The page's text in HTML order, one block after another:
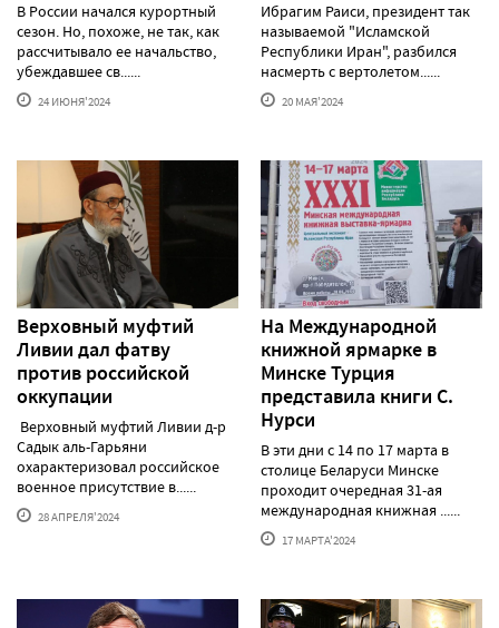
В России начался курортный
сезон. Но, похоже, не так, как
рассчитывало ее начальство,
убеждавшее св......
24 ИЮНЯ'2024
Ибрагим Раиси, президент так
называемой "Исламской
Республики Иран", разбился
насмерть с вертолетом......
20 МАЯ'2024
Верховный муфтий
Ливии дал фатву
против российской
оккупации
Верховный муфтий Ливии д-р
Садык аль-Гарьяни
охарактеризовал российское
военное присутствие в......
28 АПРЕЛЯ'2024
На Международной
книжной ярмарке в
Минске Турция
представила книги С.
Нурси
В эти дни с 14 по 17 марта в
столице Беларуси Минске
проходит очередная 31-ая
международная книжная ......
17 МАРТА'2024